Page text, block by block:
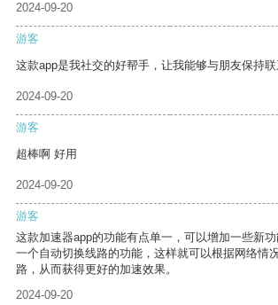
2024-09-20
游客
这款app是我社交的好帮手，让我能够与朋友保持联
2024-09-20
游客
超棒啊 好用
2024-09-20
游客
这款加速器app的功能有点单一，可以增加一些新
一个自动切换线路的功能，这样就可以根据网络情
路，从而获得更好的加速效果。
2024-09-20